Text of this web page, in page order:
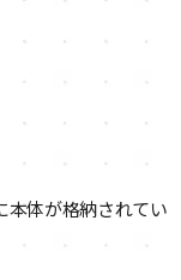
本体が格納されてい